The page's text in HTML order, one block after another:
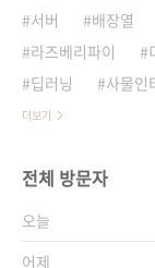
서버
배장열
라즈베리파이
딥러닝
사물인
더보기
전체 방문자
오늘
어제